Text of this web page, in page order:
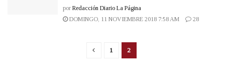
por Redacción Diario La Página
DOMINGO, 11 NOVIEMBRE 2018 7:58 AM
28
1 2